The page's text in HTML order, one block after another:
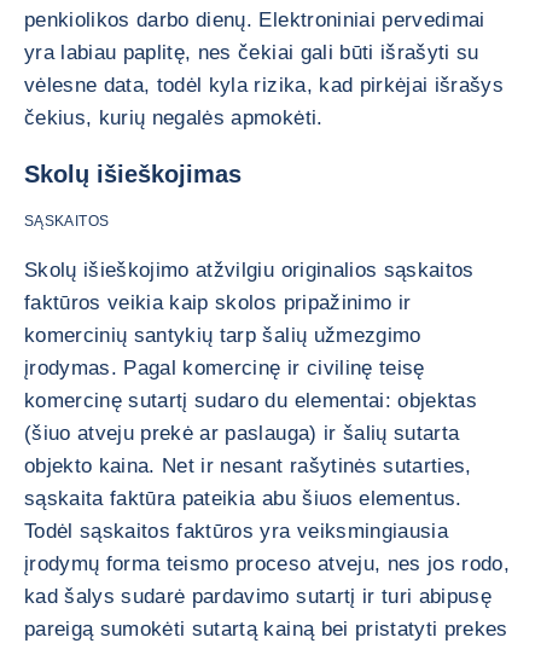
penkiolikos darbo dienų. Elektroniniai pervedimai
yra labiau paplitę, nes čekiai gali būti išrašyti su
vėlesne data, todėl kyla rizika, kad pirkėjai išrašys
čekius, kurių negalės apmokėti.
Skolų išieškojimas
SĄSKAITOS
Skolų išieškojimo atžvilgiu originalios sąskaitos
faktūros veikia kaip skolos pripažinimo ir
komercinių santykių tarp šalių užmezgimo
įrodymas. Pagal komercinę ir civilinę teisę
komercinę sutartį sudaro du elementai: objektas
(šiuo atveju prekė ar paslauga) ir šalių sutarta
objekto kaina. Net ir nesant rašytinės sutarties,
sąskaita faktūra pateikia abu šiuos elementus.
Todėl sąskaitos faktūros yra veiksmingiausia
įrodymų forma teismo proceso atveju, nes jos rodo,
kad šalys sudarė pardavimo sutartį ir turi abipusę
pareigą sumokėti sutartą kainą bei pristatyti prekes